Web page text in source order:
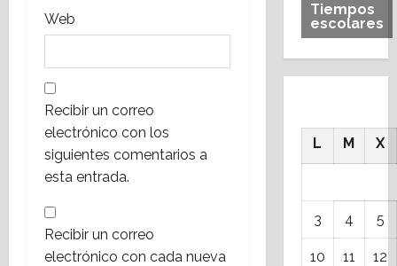
Web
Recibir un correo
electrónico con los
siguientes comentarios a
esta entrada.
Recibir un correo
electrónico con cada nueva
Tiempos
escolares
L M X
3 4 5
10 11 12